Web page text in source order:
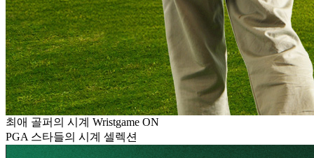
최애 골퍼의 시계 Wristgame ON
PGA 스타들의 시계 셀렉션